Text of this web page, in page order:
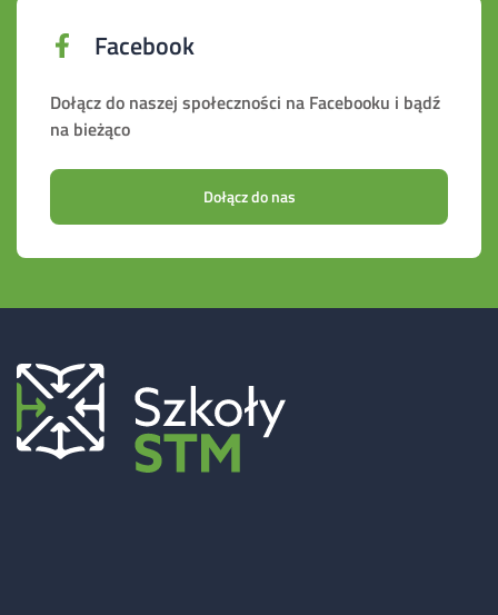
Facebook
Dołącz do naszej społeczności na Facebooku i bądź
na bieżąco
Dołącz do nas